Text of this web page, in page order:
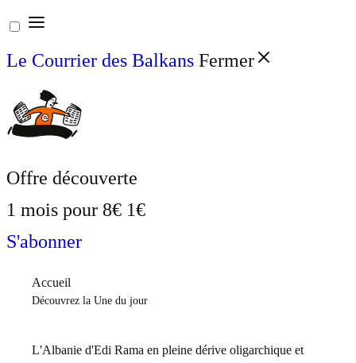
Aller
au
contenu
Le Courrier des Balkans Fermer
Offre découverte
1 mois pour 8€ 1€
S'abonner
Accueil
Découvrez la Une du jour
L'Albanie d'Edi Rama en pleine dérive oligarchique et